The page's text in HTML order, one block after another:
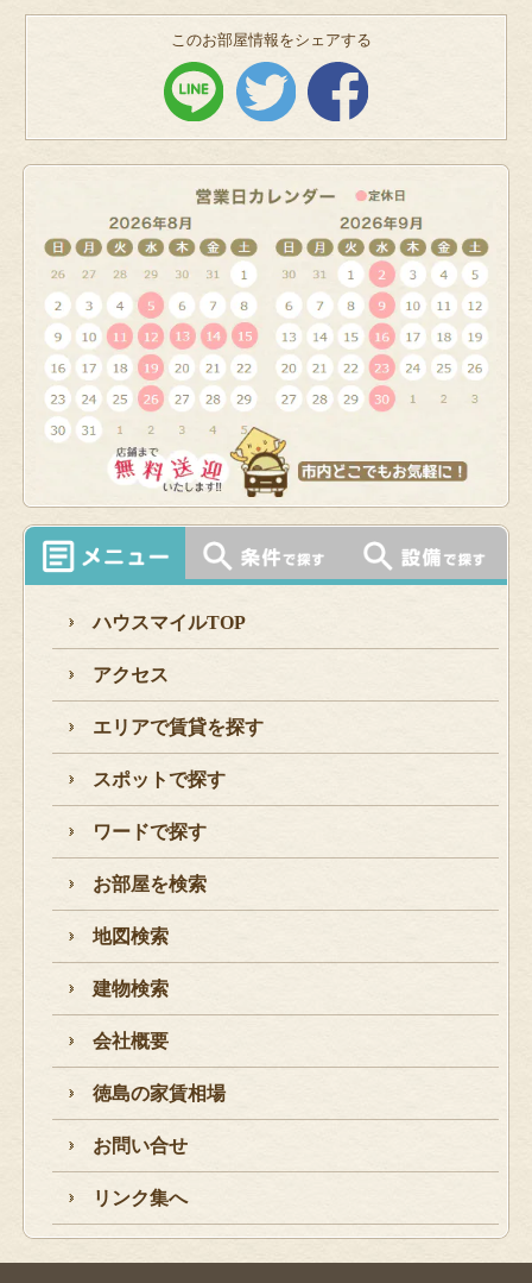
このお部屋情報をシェアする
ハウスマイルTOP
アクセス
エリアで賃貸を探す
スポットで探す
ワードで探す
お部屋を検索
地図検索
建物検索
会社概要
徳島の家賃相場
お問い合せ
リンク集へ